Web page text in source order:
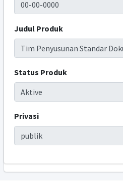
Judul Produk
Status Produk
Privasi